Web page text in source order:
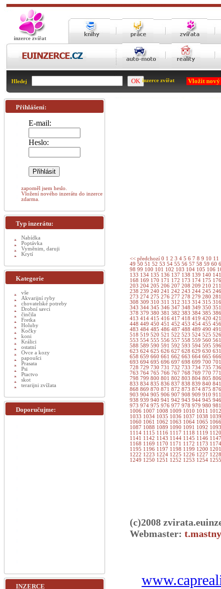
inzerce zvířat
Hledej inzerce zvířat Vložit
<< předchozí 0 1 2 3 4 5 6 7 8 9 10 11
49 50 51 52 53 54 55 56 57 58 59 60
98 99 100 101 102 103 104 105 106
133 134 135 136 137 138 139 140
168 169 170 171 172 173 174 175
203 204 205 206 207 208 209 210
238 239 240 241 242 243 244 245
273 274 275 276 277 278 279 280
308 309 310 311 312 313 314 315
343 344 345 346 347 348 349 350
378 379 380 381 382 383 384 385
413 414 415 416 417 418 419 420
448 449 450 451 452 453 454 455
483 484 485 486 487 488 489 490
518 519 520 521 522 523 524 525
553 554 555 556 557 558 559 560
588 589 590 591 592 593 594 595
623 624 625 626 627 628 629 630
658 659 660 661 662 663 664 665
693 694 695 696 697 698 699 700
728 729 730 731 732 733 734 735
763 764 765 766 767 768 769 770
798 799 800 801 802 803 804 805
833 834 835 836 837 838 839 840
868 869 870 871 872 873 874 875
903 904 905 906 907 908 909 910
938 939 940 941 942 943 944 945
973 974 975 976 977 978 979 980
1006 1007 1008 1009 1010 1011
1033 1034 1035 1036 1037 1038
1060 1061 1062 1063 1064 1065
1087 1088 1089 1090 1091 1092
1114 1115 1116 1117 1118 1119
1141 1142 1143 1144 1145 1146
1168 1169 1170 1171 1172 1173
1195 1196 1197 1198 1199 1200
1222 1223 1224 1225 1226 1227
1249 1250 1251 1252 1253 1254
(c)2008
Webmaster:
Přihlášení:
E-mail:
Heslo:
zapoměl jsem heslo.
Vložení nového inzerátu do inzerce
zdarma.
Typ inzerátu:
Nabídka
Poptávka
Vyměnim, daruji
Krytí
Kategorie
vše
Akvarijní ryby
chovatelské potreby
Drobní savci
činčila
Fretka
Holuby
Kočky
koni
Králici
ostatní
Ovce a kozy
papoušci
Prasata
Psi
Ptactvo
skot
terarijni zvížata
Doporučujme:
INZERCE